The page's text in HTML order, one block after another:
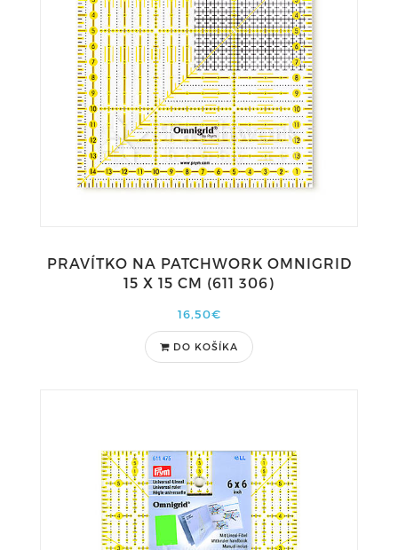
PRAVÍTKO NA PATCHWORK OMNIGRID
15 X 15 CM (611 306)
16,50€
DO KOŠÍKA